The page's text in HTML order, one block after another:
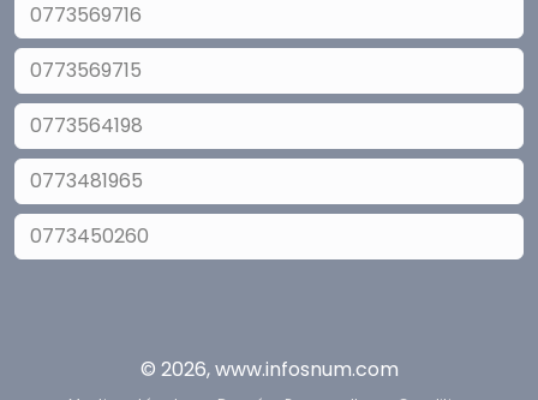
0773569716
0773569715
0773564198
0773481965
0773450260
© 2026, www.infosnum.com